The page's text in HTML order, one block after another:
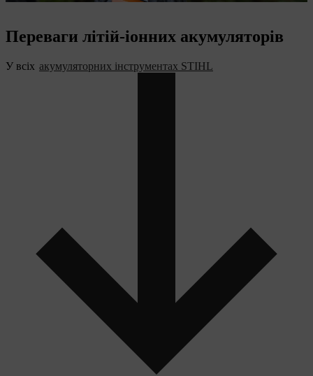
Переваги літій-іонних акумуляторів
У всіх акумуляторних інструментах STIHL